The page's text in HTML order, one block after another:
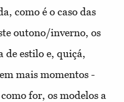
como é o caso das
outono/inverno, os
de estilo e, quiçá,
mais momentos -
for, os modelos a